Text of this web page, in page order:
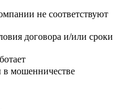
не соответствуют
договора и/или сроки
в мошенничестве